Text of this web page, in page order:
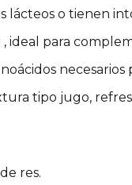
lácteos o tienen
, ideal para
tipo jugo,
res.